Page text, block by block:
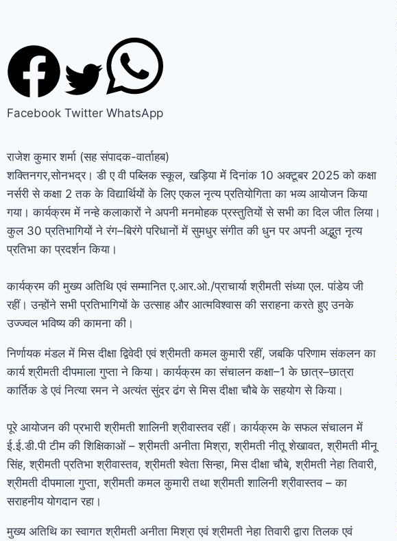
Facebook Twitter WhatsApp
राजेश कुमार शर्मा (सह संपादक-वार्ताहब)
शक्तिनगर,सोनभद्र। डी ए वी पब्लिक स्कूल, खड़िया में दिनांक 10 अक्टूबर 2025 को कक्षा
नर्सरी से कक्षा 2 तक के विद्यार्थियों के लिए एकल नृत्य प्रतियोगिता का भव्य आयोजन किया
गया। कार्यक्रम में नन्हे कलाकारों ने अपनी मनमोहक प्रस्तुतियों से सभी का दिल जीत लिया।
कुल 30 प्रतिभागियों ने रंग–बिरंगे परिधानों में सुमधुर संगीत की धुन पर अपनी अद्भुत नृत्य
प्रतिभा का प्रदर्शन किया।
कार्यक्रम की मुख्य अतिथि एवं सम्मानित ए.आर.ओ./प्राचार्या श्रीमती संध्या एल. पांडेय जी
रहीं। उन्होंने सभी प्रतिभागियों के उत्साह और आत्मविश्वास की सराहना करते हुए उनके
उज्ज्वल भविष्य की कामना की।
निर्णायक मंडल में मिस दीक्षा द्विवेदी एवं श्रीमती कमल कुमारी रहीं, जबकि परिणाम संकलन का
कार्य श्रीमती दीपमाला गुप्ता ने किया। कार्यक्रम का संचालन कक्षा–1 के छात्र–छात्रा
कार्तिक डे एवं नित्या रमन ने अत्यंत सुंदर ढंग से मिस दीक्षा चौबे के सहयोग से किया।
पूरे आयोजन की प्रभारी श्रीमती शालिनी श्रीवास्तव रहीं। कार्यक्रम के सफल संचालन में
ई.ई.डी.पी टीम की शिक्षिकाओं – श्रीमती अनीता मिश्रा, श्रीमती नीतू शेखावत, श्रीमती मीनू
सिंह, श्रीमती प्रतिभा श्रीवास्तव, श्रीमती श्वेता सिन्हा, मिस दीक्षा चौबे, श्रीमती नेहा तिवारी,
श्रीमती दीपमाला गुप्ता, श्रीमती कमल कुमारी तथा श्रीमती शालिनी श्रीवास्तव – का
सराहनीय योगदान रहा।
मुख्य अतिथि का स्वागत श्रीमती अनीता मिश्रा एवं श्रीमती नेहा तिवारी द्वारा तिलक एवं